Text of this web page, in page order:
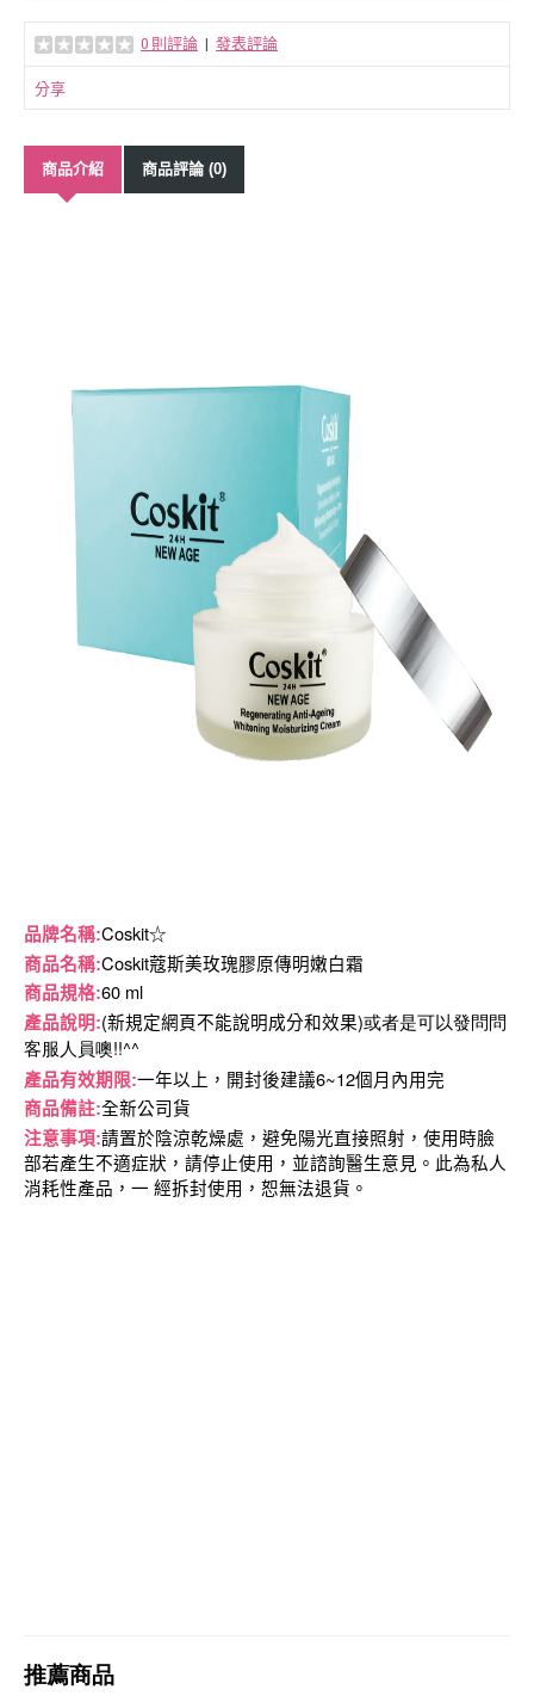
0 則評論 | 發表評論
分享
商品介紹 商品評論 (0)
品牌名稱:Coskit☆
商品名稱:Coskit蔻斯美玫瑰膠原傳明嫩白霜
商品規格:60 ml
產品說明:(新規定網頁不能說明成分和效果)或者是可以發問問
客服人員噢!!^^
產品有效期限:一年以上 ，開封後建議6~12個月內用完
商品備註:全新公司貨
注意事項:請置於陰涼乾燥處，避免陽光直接照射，使用時臉
部若產生不適症狀，請停止使用，並諮詢醫生意見。此為私人
消耗性產品，一 經拆封使用，恕無法退貨。
推薦商品